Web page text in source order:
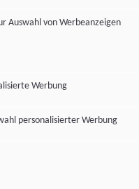
Auswahl von Werbeanzeigen
Werbung
personalisierter Werbung